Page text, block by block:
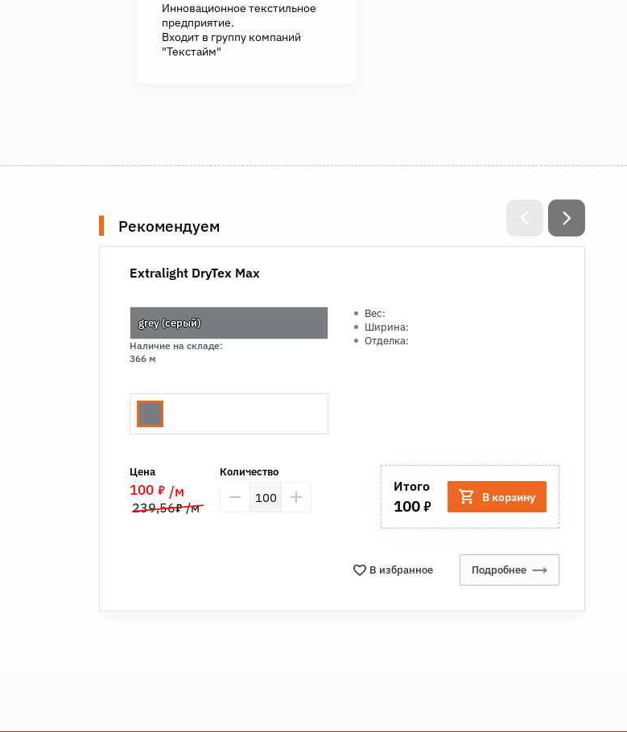
Инновационное текстильное
предприятие.
Входит в группу компаний
"Текстайм"
Рекомендуем
Extralight DryTex Max
grеy (серый)
Наличие на складе:
366 м
Вес:
Ширина:
Отделка:
Цена
100 7 /м
239,567 /м
Количество
Итого
1007 В корзину
В избранное Подробнее